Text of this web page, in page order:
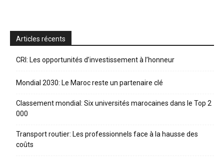
Articles récents
CRI: Les opportunités d’investissement à l’honneur
Mondial 2030: Le Maroc reste un partenaire clé
Classement mondial: Six universités marocaines dans le Top 2
000
Transport routier: Les professionnels face à la hausse des
coûts